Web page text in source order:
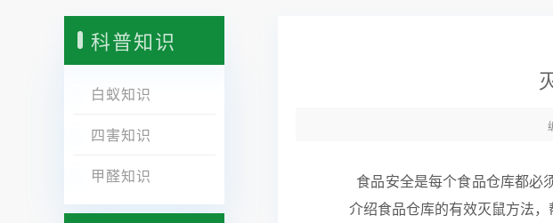
科普知识
白蚁知识
四害知识
甲醛知识
食品安全是每个食品仓库都必
介绍食品仓库的有效灭鼠方法，